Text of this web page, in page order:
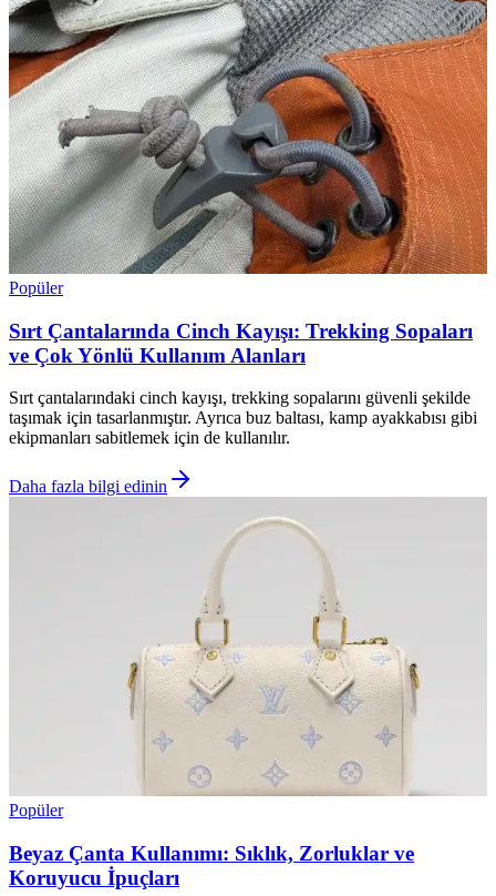
Popüler
Sırt Çantalarında Cinch Kayışı: Trekking Sopaları
ve Çok Yönlü Kullanım Alanları
Sırt çantalarındaki cinch kayışı, trekking sopalarını güvenli şekilde
taşımak için tasarlanmıştır. Ayrıca buz baltası, kamp ayakkabısı gibi
ekipmanları sabitlemek için de kullanılır.
Daha fazla bilgi edinin
Popüler
Beyaz Çanta Kullanımı: Sıklık, Zorluklar ve
Koruyucu İpuçları